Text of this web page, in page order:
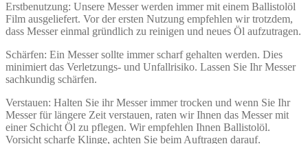
Erstbenutzung: Unsere Messer werden immer mit einem Ballistolöl
Film ausgeliefert. Vor der ersten Nutzung empfehlen wir trotzdem,
dass Messer einmal gründlich zu reinigen und neues Öl aufzutragen.
Schärfen: Ein Messer sollte immer scharf gehalten werden. Dies
minimiert das Verletzungs- und Unfallrisiko. Lassen Sie Ihr Messer
sachkundig schärfen.
Verstauen: Halten Sie ihr Messer immer trocken und wenn Sie Ihr
Messer für längere Zeit verstauen, raten wir Ihnen das Messer mit
einer Schicht Öl zu pflegen. Wir empfehlen Ihnen Ballistolöl.
Vorsicht scharfe Klinge, achten Sie beim Auftragen darauf.